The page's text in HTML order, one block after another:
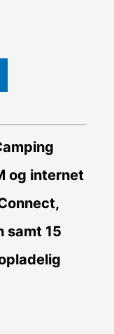
og internet
samt 15